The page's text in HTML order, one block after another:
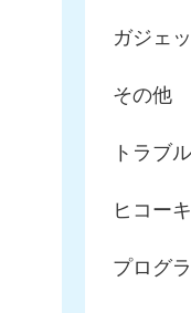
ガジェ
その他
トラブ
ヒコーキ
プログ